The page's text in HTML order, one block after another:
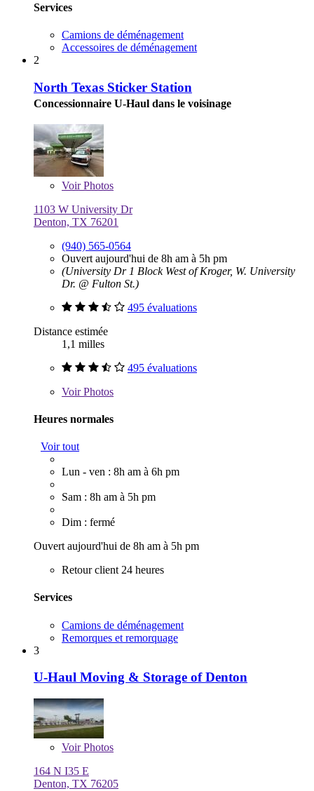
Services
Camions de déménagement
Accessoires de déménagement
2
North Texas Sticker Station
Concessionnaire U-Haul dans le voisinage
VoirPhotos
1103 W University Dr
Denton, TX 76201
(940) 565-0564
Ouvert aujourd'hui de 8h am à 5h pm
(University Dr 1 Block West of Kroger, W. University
Dr. @ Fulton St.)
495 évaluations
Distance estimée
1,1 milles
495 évaluations
VoirPhotos
Heures normales
Voir tout
Lun - ven : 8h am à 6h pm
Sam : 8h am à 5h pm
Dim : fermé
Ouvert aujourd'hui de 8h am à 5h pm
Retour client 24 heures
Services
Camions de déménagement
Remorques et remorquage
3
U-Haul Moving & Storage of Denton
VoirPhotos
164 N I35 E
Denton, TX 76205